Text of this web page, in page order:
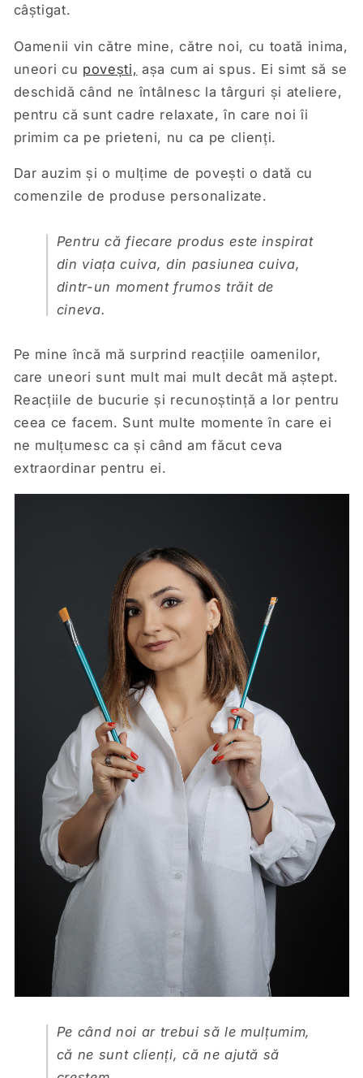
câștigat.
Oamenii vin către mine, către noi, cu toată inima,
uneori cu povești, așa cum ai spus. Ei simt să se
deschidă când ne întâlnesc la târguri și ateliere,
pentru că sunt cadre relaxate, în care noi îi
primim ca pe prieteni, nu ca pe clienți.
Dar auzim și o mulțime de povești o dată cu
comenzile de produse personalizate.
Pentru că fiecare produs este inspirat
din viața cuiva, din pasiunea cuiva,
dintr-un moment frumos trăit de
cineva.
Pe mine încă mă surprind reacțiile oamenilor,
care uneori sunt mult mai mult decât mă aștept.
Reacțiile de bucurie și recunoștință a lor pentru
ceea ce facem. Sunt multe momente în care ei
ne mulțumesc ca și când am făcut ceva
extraordinar pentru ei.
Pe când noi ar trebui să le mulțumim,
că ne sunt clienți, că ne ajută să